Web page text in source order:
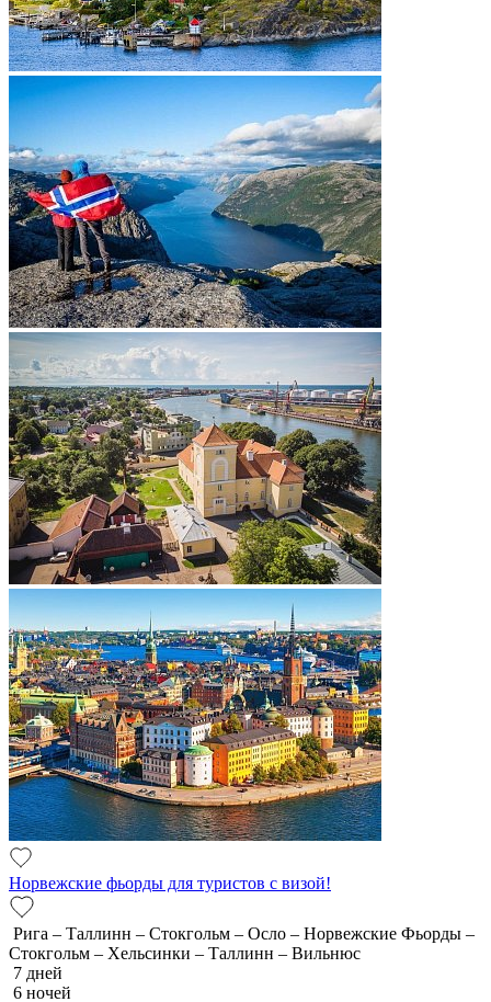
Норвежские фьорды для туристов с визой!
Рига – Таллинн – Стокгольм – Осло – Норвежские Фьорды –
Стокгольм – Хельсинки – Таллинн – Вильнюс
7 дней
6 ночей